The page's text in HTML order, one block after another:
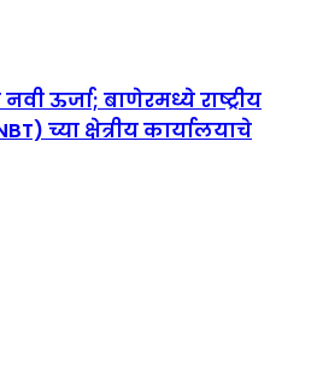
ऊर्जा; बाणेरमध्ये राष्ट्रीय
च्या क्षेत्रीय कार्यालयाचे